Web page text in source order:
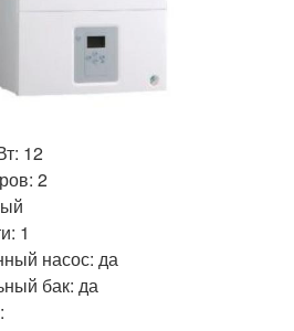
12
2
1
насос: да
бак: да